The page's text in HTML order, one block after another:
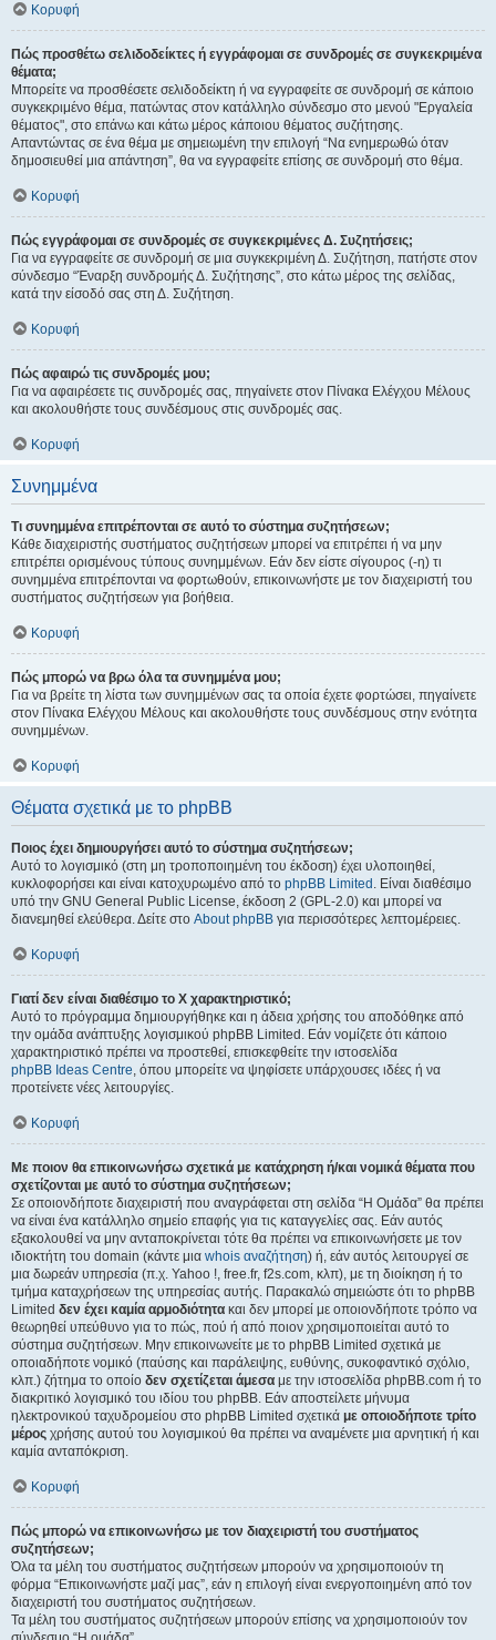
Κορυφή
Πώς προσθέτω σελιδοδείκτες ή εγγράφομαι σε συνδρομές σε συγκεκριμένα
θέματα;
Μπορείτε να προσθέσετε σελιδοδείκτη ή να εγγραφείτε σε συνδρομή σε κάποιο
συγκεκριμένο θέμα, πατώντας στον κατάλληλο σύνδεσμο στο μενού "Εργαλεία
θέματος", στο επάνω και κάτω μέρος κάποιου θέματος συζήτησης.
Απαντώντας σε ένα θέμα με σημειωμένη την επιλογή “Να ενημερωθώ όταν
δημοσιευθεί μια απάντηση”, θα να εγγραφείτε επίσης σε συνδρομή στο θέμα.
Κορυφή
Πώς εγγράφομαι σε συνδρομές σε συγκεκριμένες Δ. Συζητήσεις;
Για να εγγραφείτε σε συνδρομή σε μια συγκεκριμένη Δ. Συζήτηση, πατήστε στον
σύνδεσμο “Έναρξη συνδρομής Δ. Συζήτησης”, στο κάτω μέρος της σελίδας,
κατά την είσοδό σας στη Δ. Συζήτηση.
Κορυφή
Πώς αφαιρώ τις συνδρομές μου;
Για να αφαιρέσετε τις συνδρομές σας, πηγαίνετε στον Πίνακα Ελέγχου Μέλους
και ακολουθήστε τους συνδέσμους στις συνδρομές σας.
Κορυφή
Συνημμένα
Τι συνημμένα επιτρέπονται σε αυτό το σύστημα συζητήσεων;
Κάθε διαχειριστής συστήματος συζητήσεων μπορεί να επιτρέπει ή να μην
επιτρέπει ορισμένους τύπους συνημμένων. Εάν δεν είστε σίγουρος (-η) τι
συνημμένα επιτρέπονται να φορτωθούν, επικοινωνήστε με τον διαχειριστή του
συστήματος συζητήσεων για βοήθεια.
Κορυφή
Πώς μπορώ να βρω όλα τα συνημμένα μου;
Για να βρείτε τη λίστα των συνημμένων σας τα οποία έχετε φορτώσει, πηγαίνετε
στον Πίνακα Ελέγχου Μέλους και ακολουθήστε τους συνδέσμους στην ενότητα
συνημμένων.
Κορυφή
Θέματα σχετικά με το phpBB
Ποιος έχει δημιουργήσει αυτό το σύστημα συζητήσεων;
Αυτό το λογισμικό (στη μη τροποποιημένη του έκδοση) έχει υλοποιηθεί,
κυκλοφορήσει και είναι κατοχυρωμένο από το phpBB Limited . Είναι διαθέσιμο
υπό την GNU General Public License, έκδοση 2 (GPL-2.0) και μπορεί να
διανεμηθεί ελεύθερα. Δείτε στο About phpBB για περισσότερες λεπτομέρειες.
Κορυφή
Γιατί δεν είναι διαθέσιμο το Χ χαρακτηριστικό;
Αυτό το πρόγραμμα δημιουργήθηκε και η άδεια χρήσης του αποδόθηκε από
την ομάδα ανάπτυξης λογισμικού phpBB Limited. Εάν νομίζετε ότι κάποιο
χαρακτηριστικό πρέπει να προστεθεί, επισκεφθείτε την ιστοσελίδα
phpBB Ideas Centre, όπου μπορείτε να ψηφίσετε υπάρχουσες ιδέες ή να
προτείνετε νέες λειτουργίες.
Κορυφή
Με ποιον θα επικοινωνήσω σχετικά με κατάχρηση ή/και νομικά θέματα που
σχετίζονται με αυτό το σύστημα συζητήσεων;
Σε οποιονδήποτε διαχειριστή που αναγράφεται στη σελίδα “Η Ομάδα” θα πρέπει
να είναι ένα κατάλληλο σημείο επαφής για τις καταγγελίες σας. Εάν αυτός
εξακολουθεί να μην ανταποκρίνεται τότε θα πρέπει να επικοινωνήσετε με τον
ιδιοκτήτη του domain (κάντε μια whois αναζήτηση) ή, εάν αυτός λειτουργεί σε
μια δωρεάν υπηρεσία (π.χ. Yahoo !, free.fr, f2s.com, κλπ), με τη διοίκηση ή το
τμήμα καταχρήσεων της υπηρεσίας αυτής. Παρακαλώ σημειώστε ότι το phpBB
Limited δεν έχει καμία αρμοδιότητα και δεν μπορεί με οποιονδήποτε τρόπο να
θεωρηθεί υπεύθυνο για το πώς, πού ή από ποιον χρησιμοποιείται αυτό το
σύστημα συζητήσεων. Μην επικοινωνείτε με το phpBB Limited σχετικά με
οποιαδήποτε νομικό (παύσης και παράλειψης, ευθύνης, συκοφαντικό σχόλιο,
κλπ.) ζήτημα το οποίο δεν σχετίζεται άμεσα με την ιστοσελίδα phpBB.com ή το
διακριτικό λογισμικό του ιδίου του phpBB. Εάν αποστείλετε μήνυμα
ηλεκτρονικού ταχυδρομείου στο phpBB Limited σχετικά με οποιοδήποτε τρίτο
μέρος χρήσης αυτού του λογισμικού θα πρέπει να αναμένετε μια αρνητική ή και
καμία ανταπόκριση.
Κορυφή
Πώς μπορώ να επικοινωνήσω με τον διαχειριστή του συστήματος
συζητήσεων;
Όλα τα μέλη του συστήματος συζητήσεων μπορούν να χρησιμοποιούν τη
φόρμα “Επικοινωνήστε μαζί μας”, εάν η επιλογή είναι ενεργοποιημένη από τον
διαχειριστή του συστήματος συζητήσεων.
Τα μέλη του συστήματος συζητήσεων μπορούν επίσης να χρησιμοποιούν τον